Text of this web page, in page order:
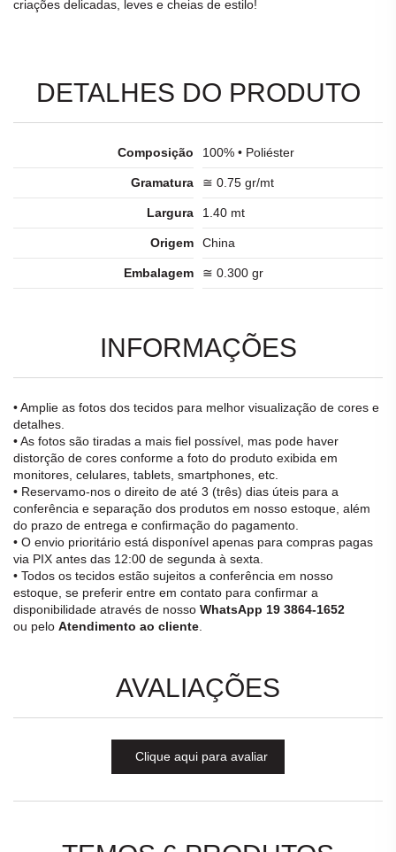
criações delicadas, leves e cheias de estilo!
DETALHES DO PRODUTO
Composição 100% • Poliéster
Gramatura ≅ 0.75 gr/mt
Largura 1.40 mt
Origem China
Embalagem ≅ 0.300 gr
INFORMAÇÕES
• Amplie as fotos dos tecidos para melhor visualização de cores e
detalhes.
• As fotos são tiradas a mais fiel possível, mas pode haver
distorção de cores conforme a foto do produto exibida em
monitores, celulares, tablets, smartphones, etc.
• Reservamo-nos o direito de até 3 (três) dias úteis para a
conferência e separação dos produtos em nosso estoque, além
do prazo de entrega e confirmação do pagamento.
• O envio prioritário está disponível apenas para compras pagas
via PIX antes das 12:00 de segunda à sexta.
• Todos os tecidos estão sujeitos a conferência em nosso
estoque, se preferir entre em contato para confirmar a
disponibilidade através de nosso WhatsApp 19 3864-1652
ou pelo Atendimento ao cliente
AVALIAÇÕES
Clique aqui para avaliar